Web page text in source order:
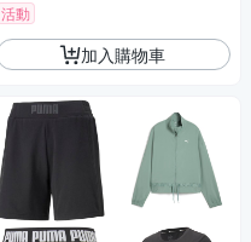
活動
加入購物車